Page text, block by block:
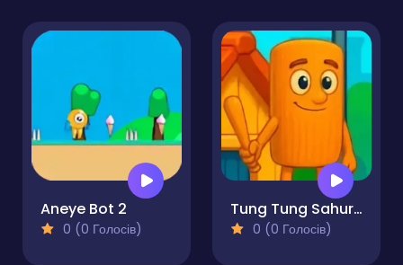
Aneye Bot 2
0 (0 Голосів)
Tung Tung Sahur Big Stick
0 (0 Голосів)